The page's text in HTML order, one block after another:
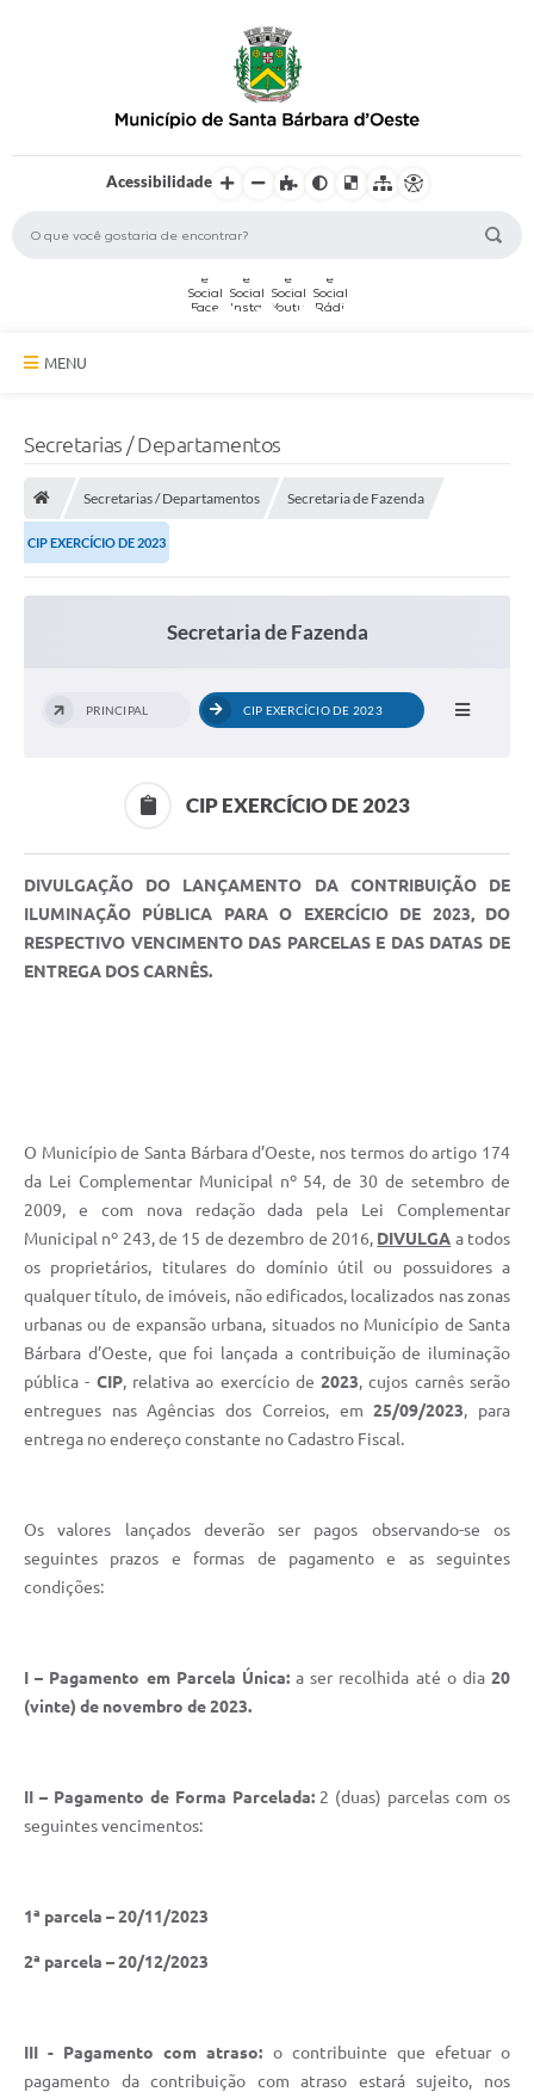
Acessibilidade
MENU
Doação CMDCA
Certidão Negativa de Empresa
Lei Aldir Blanc
Cartas de Serviço ao Usuário
Publicidade
Principal
Galeria de Fotos
Galeria de Vídeos
Links
Enquete
Agenda
Plano de Contratações Anuais
Secretarias / Departamentos
Secretarias / Departamentos Secretaria de Fazenda
CIP EXERCÍCIO DE 2023
Secretaria de Fazenda
PRINCIPAL CIP EXERCÍCIO DE 2023
CIP EXERCÍCIO DE 2023
DIVULGAÇÃO DO LANÇAMENTO DA CONTRIBUIÇÃO DE
ILUMINAÇÃO PÚBLICA PARA O EXERCÍCIO DE 2023, DO
RESPECTIVO VENCIMENTO DAS PARCELAS E DAS DATAS DE
ENTREGA DOS CARNÊS.
O Município de Santa Bárbara d’Oeste, nos termos do artigo 174
da Lei Complementar Municipal nº 54, de 30 de setembro de
2009, e com nova redação dada pela Lei Complementar
Municipal nº 243, de 15 de dezembro de 2016, DIVULGA a todos
os proprietários, titulares do domínio útil ou possuidores a
qualquer título, de imóveis, não edificados, localizados nas zonas
urbanas ou de expansão urbana, situados no Município de Santa
Bárbara d’Oeste, que foi lançada a contribuição de iluminação
pública - CIP, relativa ao exercício de2023, cujos carnês serão
entregues nas Agências dos Correios, em25/09/2023, para
entrega no endereço constante no Cadastro Fiscal.
Os valores lançados deverão ser pagos observando-se os
seguintes prazos e formas de pagamento e as seguintes
condições:
I – Pagamento em Parcela Única:a ser recolhida até o dia20
(vinte) de novembro de 2023.
II – Pagamento de Forma Parcelada: 2 (duas) parcelas com os
seguintes vencimentos:
1ª parcela – 20/11/2023
2ª parcela – 20/12/2023
III - Pagamento com atraso: o contribuinte que efetuar o
pagamento da contribuição com atraso estará sujeito, nos